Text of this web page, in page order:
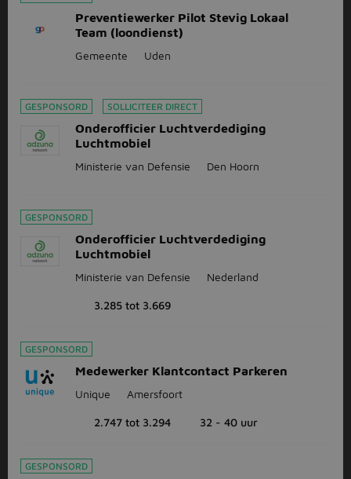
Preventiewerker Pilot Stevig Lokaal
Team (loondienst)
Gemeente Uden
GESPONSORD SOLLICITEER DIRECT
Onderofficier Luchtverdediging
Luchtmobiel
Ministerie van Defensie Den Hoorn
GESPONSORD
Onderofficier Luchtverdediging
Luchtmobiel
Ministerie van Defensie Nederland
3.285 tot 3.669
GESPONSORD
Medewerker Klantcontact Parkeren
Unique Amersfoort
2.747 tot 3.294 32 - 40 uur
GESPONSORD